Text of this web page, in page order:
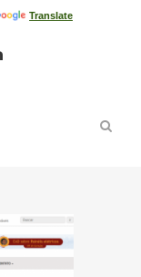
Translate